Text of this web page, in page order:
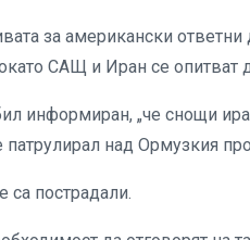
за американски
САЩ и Иран се опитват
информиран, „че снощи
над Ормузкия
са пострадали.